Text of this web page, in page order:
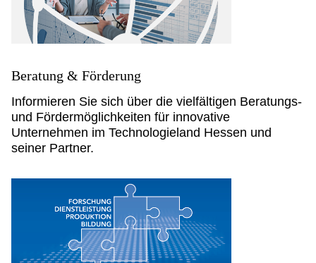
Beratung & Förderung
Informieren Sie sich über die vielfältigen Beratungs-
und Fördermöglichkeiten für innovative
Unternehmen im Technologieland Hessen und
seiner Partner.